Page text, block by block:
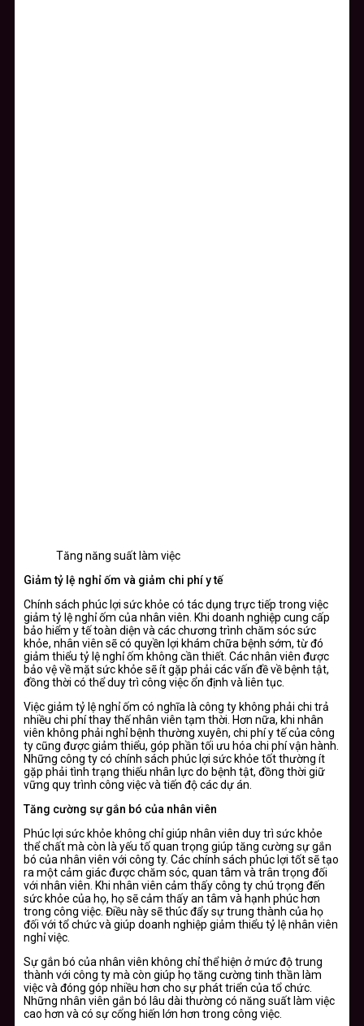
Tăng năng suất làm việc
Giảm tỷ lệ nghỉ ốm và giảm chi phí y tế
Chính sách phúc lợi sức khỏe có tác dụng trực tiếp trong việc
giảm tỷ lệ nghỉ ốm của nhân viên. Khi doanh nghiệp cung cấp
bảo hiểm y tế toàn diện và các chương trình chăm sóc sức
khỏe, nhân viên sẽ có quyền lợi khám chữa bệnh sớm, từ đó
giảm thiểu tỷ lệ nghỉ ốm không cần thiết. Các nhân viên được
bảo vệ về mặt sức khỏe sẽ ít gặp phải các vấn đề về bệnh tật,
đồng thời có thể duy trì công việc ổn định và liên tục.
Việc giảm tỷ lệ nghỉ ốm có nghĩa là công ty không phải chi trả
nhiều chi phí thay thế nhân viên tạm thời. Hơn nữa, khi nhân
viên không phải nghỉ bệnh thường xuyên, chi phí y tế của công
ty cũng được giảm thiểu, góp phần tối ưu hóa chi phí vận hành.
Những công ty có chính sách phúc lợi sức khỏe tốt thường ít
gặp phải tình trạng thiếu nhân lực do bệnh tật, đồng thời giữ
vững quy trình công việc và tiến độ các dự án.
Tăng cường sự gắn bó của nhân viên
Phúc lợi sức khỏe không chỉ giúp nhân viên duy trì sức khỏe
thể chất mà còn là yếu tố quan trọng giúp tăng cường sự gắn
bó của nhân viên với công ty. Các chính sách phúc lợi tốt sẽ tạo
ra một cảm giác được chăm sóc, quan tâm và trân trọng đối
với nhân viên. Khi nhân viên cảm thấy công ty chú trọng đến
sức khỏe của họ, họ sẽ cảm thấy an tâm và hạnh phúc hơn
trong công việc. Điều này sẽ thúc đẩy sự trung thành của họ
đối với tổ chức và giúp doanh nghiệp giảm thiểu tỷ lệ nhân viên
nghỉ việc.
Sự gắn bó của nhân viên không chỉ thể hiện ở mức độ trung
thành với công ty mà còn giúp họ tăng cường tinh thần làm
việc và đóng góp nhiều hơn cho sự phát triển của tổ chức.
Những nhân viên gắn bó lâu dài thường có năng suất làm việc
cao hơn và có sự cống hiến lớn hơn trong công việc.